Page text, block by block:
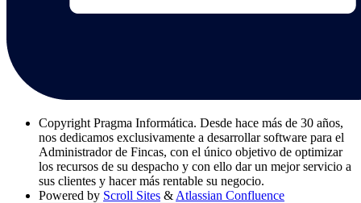
Copyright Pragma Informática. Desde hace más de 30 años,
nos dedicamos exclusivamente a desarrollar software para el
Administrador de Fincas, con el único objetivo de optimizar
los recursos de su despacho y con ello dar un mejor servicio a
sus clientes y hacer más rentable su negocio.
Powered by Scroll Sites & Atlassian Confluence